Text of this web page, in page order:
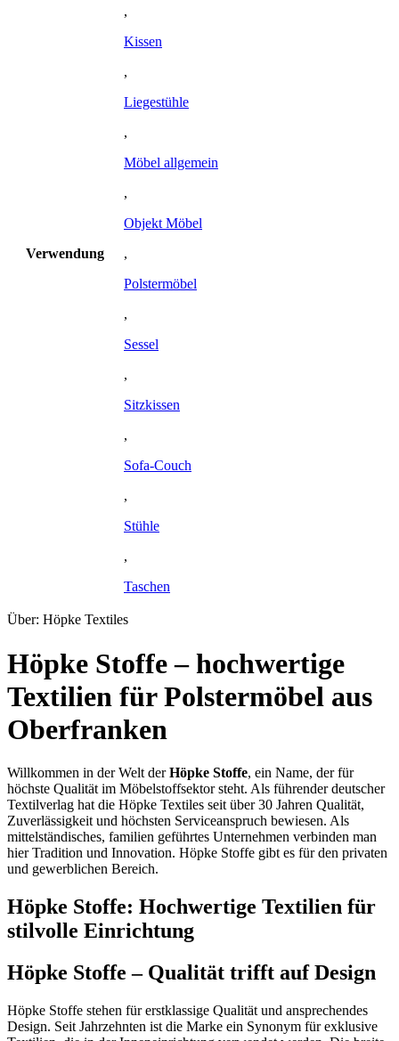
Verwendung
,
Kissen
,
Liegestühle
,
Möbel allgemein
,
Objekt Möbel
,
Polstermöbel
,
Sessel
,
Sitzkissen
,
Sofa-Couch
,
Stühle
,
Taschen
Über: Höpke Textiles
Höpke Stoffe – hochwertige
Textilien für Polstermöbel aus
Oberfranken
Willkommen in der Welt derHöpke Stoffe, ein Name, der für
höchste Qualität im Möbelstoffsektor steht. Als führender deutscher
Textilverlag hat die Höpke Textiles seit über 30 Jahren Qualität,
Zuverlässigkeit und höchsten Serviceanspruch bewiesen. Als
mittelständisches, familien geführtes Unternehmen verbinden man
hier Tradition und Innovation. Höpke Stoffe gibt es für den privaten
und gewerblichen Bereich.
Höpke Stoffe: Hochwertige Textilien für
stilvolle Einrichtung
Höpke Stoffe – Qualität trifft auf Design
Höpke Stoffe stehen für erstklassige Qualität und ansprechendes
Design. Seit Jahrzehnten ist die Marke ein Synonym für exklusive